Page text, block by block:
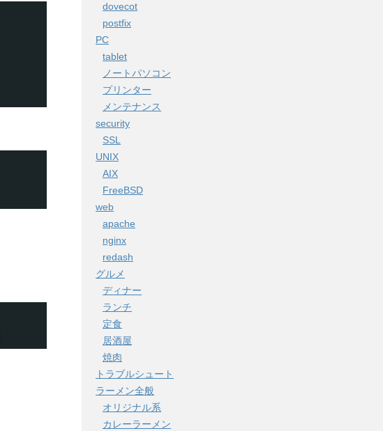
dovecot
postfix
PC
tablet
ノートパソコン
プリンター
メンテナンス
security
SSL
UNIX
AIX
FreeBSD
web
apache
nginx
redash
グルメ
ディナー
ランチ
定食
居酒屋
焼肉
トラブルシュート
ラーメン全般
オリジナル系
カレーラーメン